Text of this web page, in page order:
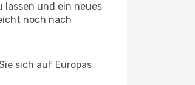
lassen und ein neues
noch nach
sich auf Europas